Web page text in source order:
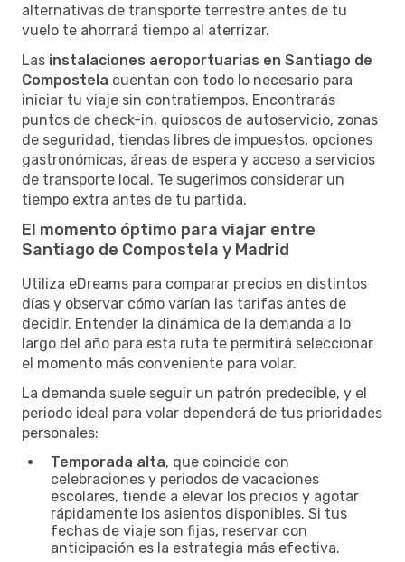
alternativas de transporte terrestre antes de tu
vuelo te ahorrará tiempo al aterrizar.
Las instalaciones aeroportuarias en Santiago de
Compostela cuentan con todo lo necesario para
iniciar tu viaje sin contratiempos. Encontrarás
puntos de check-in, quioscos de autoservicio, zonas
de seguridad, tiendas libres de impuestos, opciones
gastronómicas, áreas de espera y acceso a servicios
de transporte local. Te sugerimos considerar un
tiempo extra antes de tu partida.
El momento óptimo para viajar entre
Santiago de Compostela y Madrid
Utiliza eDreams para comparar precios en distintos
días y observar cómo varían las tarifas antes de
decidir. Entender la dinámica de la demanda a lo
largo del año para esta ruta te permitirá seleccionar
el momento más conveniente para volar.
La demanda suele seguir un patrón predecible, y el
periodo ideal para volar dependerá de tus prioridades
personales:
Temporada alta, que coincide con
celebraciones y periodos de vacaciones
escolares, tiende a elevar los precios y agotar
rápidamente los asientos disponibles. Si tus
fechas de viaje son fijas, reservar con
anticipación es la estrategia más efectiva.